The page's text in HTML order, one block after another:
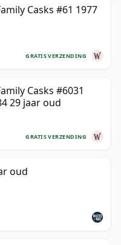
Casks #61 1977
GRATIS VERZENDING
Casks #6031
29 jaar oud
GRATIS VERZENDING
oud